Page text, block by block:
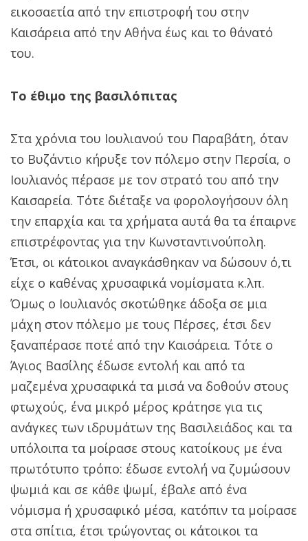
εικοσαετία από την επιστροφή του στην
Καισάρεια από την Αθήνα έως και το θάνατό
του.
Το έθιμο της βασιλόπιτας
Στα χρόνια του Ιουλιανού του Παραβάτη, όταν
το Βυζάντιο κήρυξε τον πόλεμο στην Περσία, ο
Ιουλιανός πέρασε με τον στρατό του από την
Καισαρεία. Τότε διέταξε να φορολογήσουν όλη
την επαρχία και τα χρήματα αυτά θα τα έπαιρνε
επιστρέφοντας για την Κωνσταντινούπολη.
Έτσι, οι κάτοικοι αναγκάσθηκαν να δώσουν ό,τι
είχε ο καθένας χρυσαφικά νομίσματα κ.λπ.
Όμως ο Ιουλιανός σκοτώθηκε άδοξα σε μια
μάχη στον πόλεμο με τους Πέρσες, έτσι δεν
ξαναπέρασε ποτέ από την Καισάρεια. Τότε ο
Άγιος Βασίλης έδωσε εντολή και από τα
μαζεμένα χρυσαφικά τα μισά να δοθούν στους
φτωχούς, ένα μικρό μέρος κράτησε για τις
ανάγκες των ιδρυμάτων της Βασιλειάδος και τα
υπόλοιπα τα μοίρασε στους κατοίκους με ένα
πρωτότυπο τρόπο: έδωσε εντολή να ζυμώσουν
ψωμιά και σε κάθε ψωμί, έβαλε από ένα
νόμισμα ή χρυσαφικό μέσα, κατόπιν τα μοίρασε
στα σπίτια, έτσι τρώγοντας οι κάτοικοι τα